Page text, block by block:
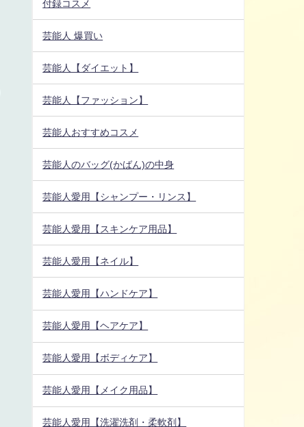
付録コスメ
芸能人 爆買い
芸能人【ダイエット】
芸能人【ファッション】
芸能人おすすめコスメ
芸能人のバッグ(かばん)の中身
芸能人愛用【シャンプー・リンス】
芸能人愛用【スキンケア用品】
芸能人愛用【ネイル】
芸能人愛用【ハンドケア】
芸能人愛用【ヘアケア】
芸能人愛用【ボディケア】
芸能人愛用【メイク用品】
芸能人愛用【洗濯洗剤・柔軟剤】